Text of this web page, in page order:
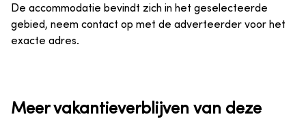
De accommodatie bevindt zich in het geselecteerde
gebied, neem contact op met de adverteerder voor het
exacte adres.
Meer vakantieverblijven van deze